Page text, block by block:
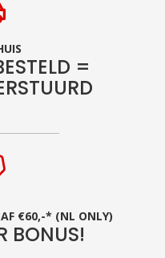
=
€60,-* (NL ONLY)
BONUS!